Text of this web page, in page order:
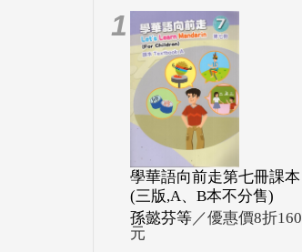
1
學華語向前走第七冊課本
(三版,A、B本不分售)
孫懿芬等／優惠價8折160
元